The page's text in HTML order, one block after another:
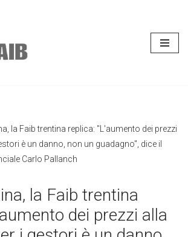
la Faib trentina replica: "L'aumento dei prezzi
è un danno, non un guadagno", dice il
Carlo Pallanch
la Faib trentina
dei prezzi alla